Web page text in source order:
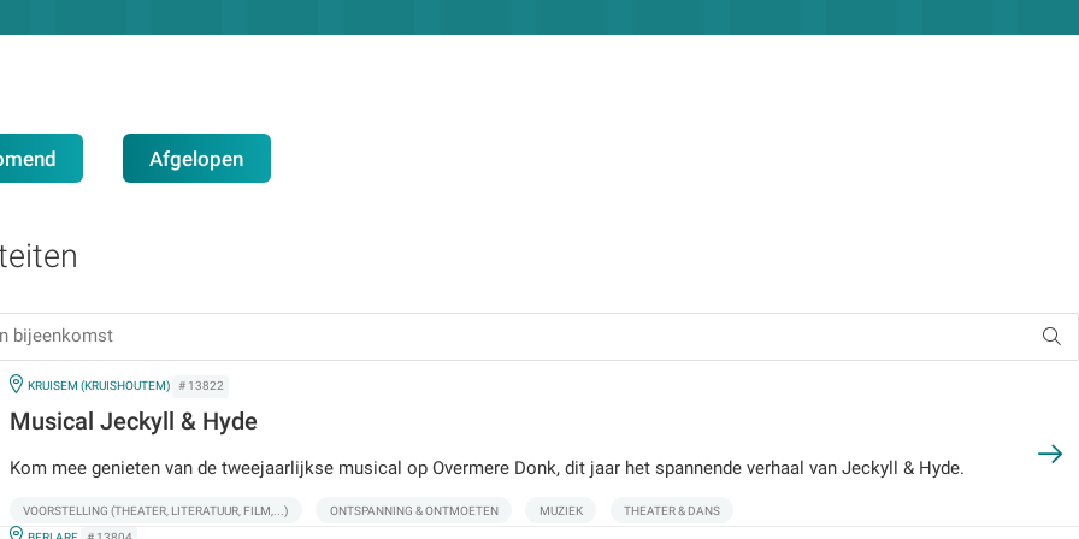
Afgelopen
IN
KRUISEM (KRUISHOUTEM) # 13822
Musical Jeckyll & Hyde
Kom mee genieten van de tweejaarlijkse musical op Overmere Donk, dit jaar het spannende verhaal van Jeckyll & Hyde.
VOORSTELLING (THEATER, LITERATUUR, FILM,...) ONTSPANNING & ONTMOETEN MUZIEK THEATER & DANS